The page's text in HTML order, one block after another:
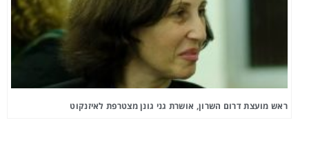
ראש מועצת דרום השרון, אושרת גני גונן מצטרפת לאיזנקוט